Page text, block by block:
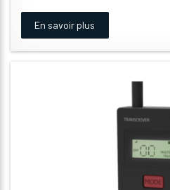
En savoir plus